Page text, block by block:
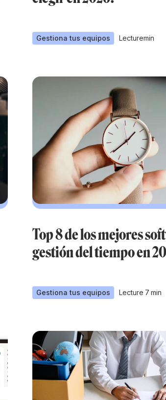
Gestiona tus equipos Lecturemin
Top 8 de los mejores
gestión del tiempo en
Gestiona tus equipos Lecture 7 min